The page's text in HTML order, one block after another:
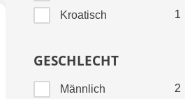
Kroatisch
1
GESCHLECHT
Männlich 2